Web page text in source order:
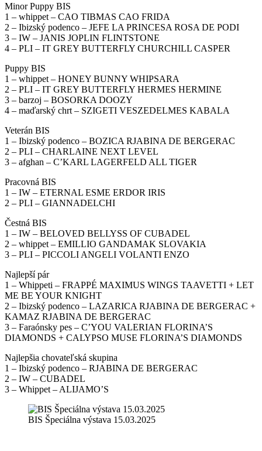
Minor Puppy BIS
1 – whippet – CAO TIBMAS CAO FRIDA
2 – Ibizský podenco – JEFE LA PRINCESA ROSA DE PODI
3 – IW – JANIS JOPLIN FLINTSTONE
4 – PLI – IT GREY BUTTERFLY CHURCHILL CASPER
Puppy BIS
1 – whippet – HONEY BUNNY WHIPSARA
2 – PLI – IT GREY BUTTERFLY HERMES HERMINE
3 – barzoj – BOSORKA DOOZY
4 – maďarský chrt – SZIGETI VESZEDELMES KABALA
Veterán BIS
1 – Ibizský podenco – BOZICA RJABINA DE BERGERAC
2 – PLI – CHARLAINE NEXT LEVEL
3 – afghan – C’KARL LAGERFELD ALL TIGER
Pracovná BIS
1 – IW – ETERNAL ESME ERDOR IRIS
2 – PLI – GIANNADELCHI
Čestná BIS
1 – IW – BELOVED BELLYSS OF CUBADEL
2 – whippet – EMILLIO GANDAMAK SLOVAKIA
3 – PLI – PICCOLI ANGELI VOLANTI ENZO
Najlepší pár
1 – Whippeti – FRAPPÉ MAXIMUS WINGS TAAVETTI + LET
ME BE YOUR KNIGHT
2 – Ibizský podenco – LAZARICA RJABINA DE BERGERAC +
KAMAZ RJABINA DE BERGERAC
3 – Faraónsky pes – C’YOU VALERIAN FLORINA’S
DIAMONDS + CALYPSO MUSE FLORINA’S DIAMONDS
Najlepšia chovateľská skupina
1 – Ibizský podenco – RJABINA DE BERGERAC
2 – IW – CUBADEL
3 – Whippet – ALIJAMO’S
BIS Špeciálna výstava 15.03.2025